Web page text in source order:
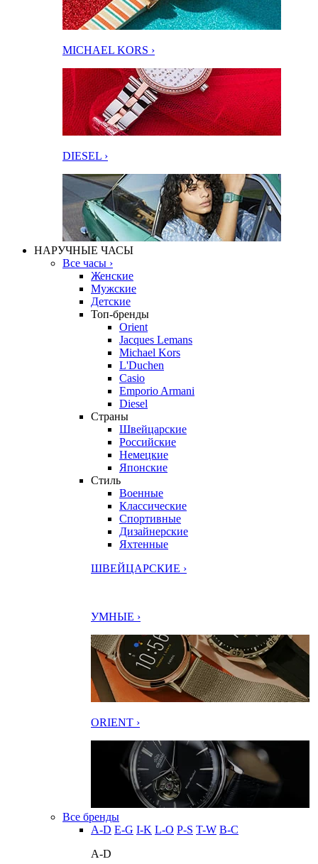
MICHAEL KORS ›
DIESEL ›
НАРУЧНЫЕ ЧАСЫ
Все часы ›
Женские
Мужские
Детские
Топ-бренды
Orient
Jacques Lemans
Michael Kors
L'Duchen
Casio
Emporio Armani
Diesel
Страны
Швейцарские
Российские
Немецкие
Японские
Стиль
Военные
Классические
Спортивные
Дизайнерские
Яхтенные
ШВЕЙЦАРСКИЕ ›
УМНЫЕ ›
ORIENT ›
Все бренды
A-D E-G I-K L-O P-S T-W В-С
A-D